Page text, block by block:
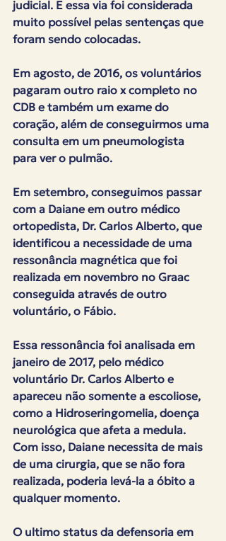
judicial. E essa via foi considerada
muito possível pelas sentenças que
foram sendo colocadas.
Em agosto, de 2016, os voluntários
pagaram outro raio x completo no
CDB e também um exame do
coração, além de conseguirmos uma
consulta em um pneumologista
para ver o pulmão.
Em setembro, conseguimos passar
com a Daiane em outro médico
ortopedista, Dr. Carlos Alberto, que
identificou a necessidade de uma
ressonância magnética que foi
realizada em novembro no Graac
conseguida através de outro
voluntário, o Fábio.
Essa ressonância foi analisada em
janeiro de 2017, pelo médico
voluntário Dr. Carlos Alberto e
apareceu não somente a escoliose,
como a Hidroseringomelia, doença
neurológica que afeta a medula.
Com isso, Daiane necessita de mais
de uma cirurgia, que se não fora
realizada, poderia levá-la a óbito a
qualquer momento.
O ultimo status da defensoria em